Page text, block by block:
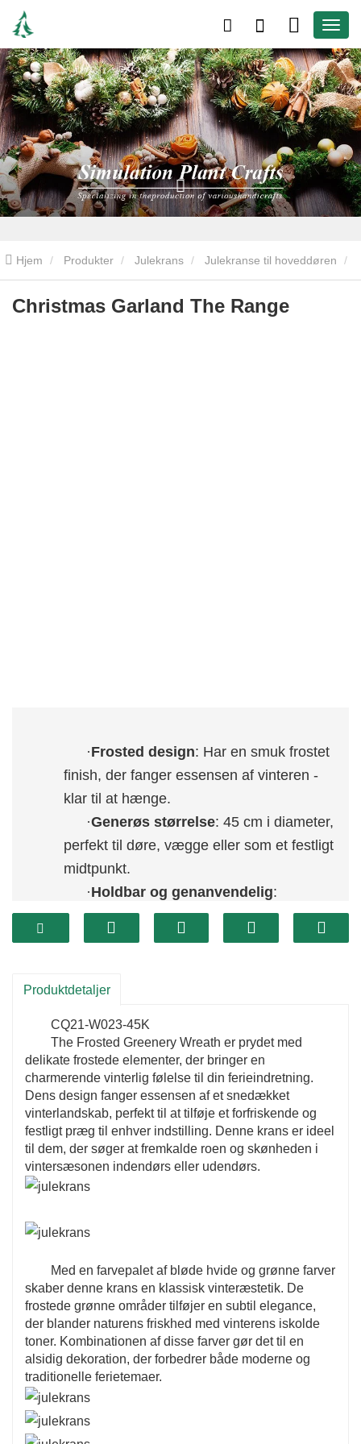
Hjem Produkter Julekrans Julekranse til hoveddøren
Julekarland Sortimentet
Christmas Garland The Range
·Frosted design: Har en smuk frostet
finish, der fanger essensen af ​​vinteren -
klar til at hænge.
·Generøs størrelse: 45 cm i diameter,
perfekt til døre, vægge eller som et festligt
midtpunkt.
·Holdbar og genanvendelig:
Udformet til at holde gennem flere
feriesæsoner og tilbyder en miljøvenlig
Produktdetaljer
CQ21-W023-45K
The Frosted Greenery Wreath er prydet med
delikate frostede elementer, der bringer en
charmerende vinterlig følelse til din ferieindretning.
Dens design fanger essensen af ​​et snedækket
vinterlandskab, perfekt til at tilføje et forfriskende og
festligt præg til enhver indstilling. Denne krans er ideel
til dem, der søger at fremkalde roen og skønheden i
vintersæsonen indendørs eller udendørs.
Med en farvepalet af bløde hvide og grønne farver
skaber denne krans en klassisk vinteræstetik. De
frostede grønne områder tilføjer en subtil elegance,
der blander naturens friskhed med vinterens iskolde
toner. Kombinationen af ​​disse farver gør det til en
alsidig dekoration, der forbedrer både moderne og
traditionelle ferietemaer.